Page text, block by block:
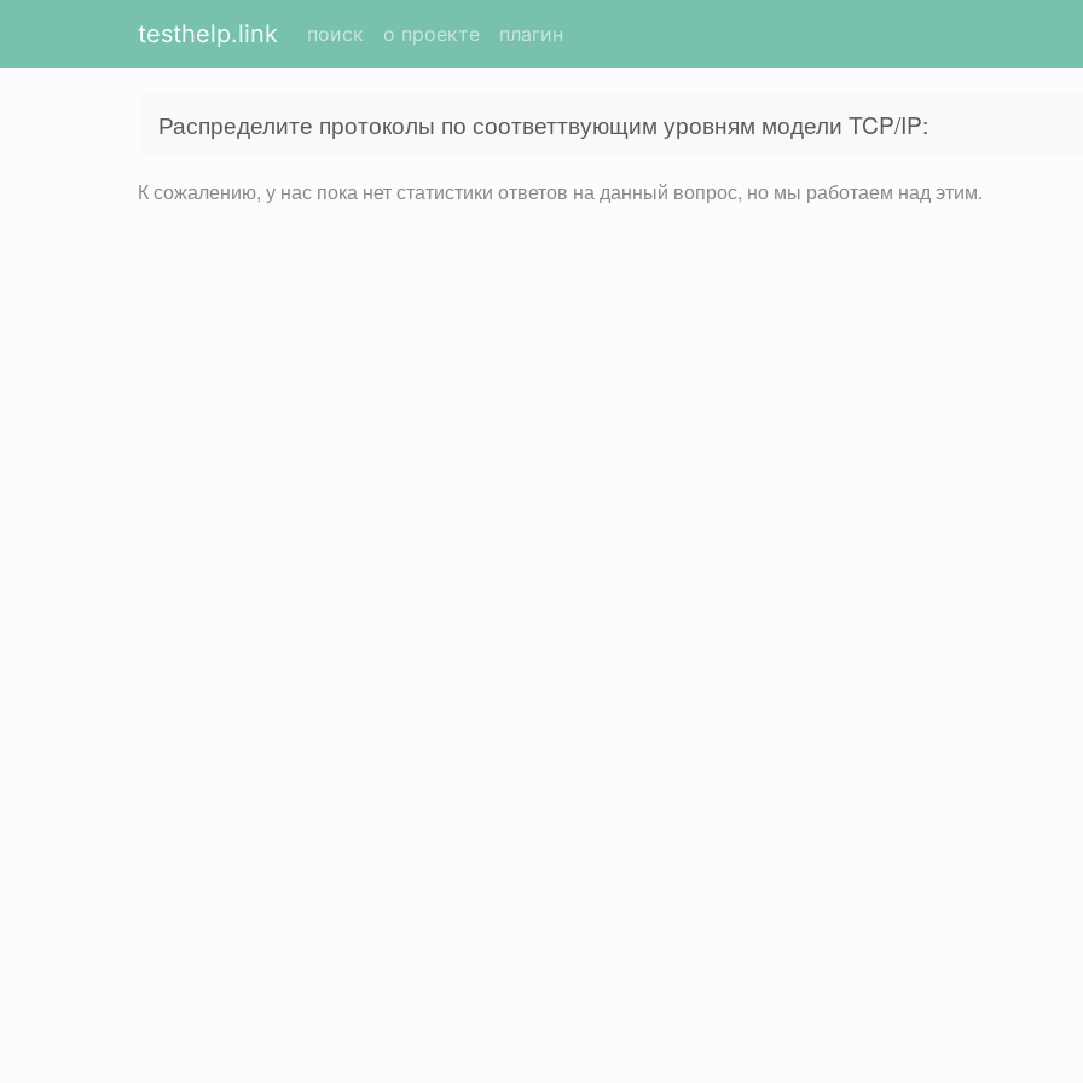
testhelp.link поиск о проекте плагин
Распределите протоколы по соответтвующим уровням модели TCP/IP:
К сожалению, у нас пока нет статистики ответов на данный вопрос, но мы работаем над этим.